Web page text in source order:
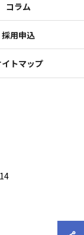
コラム
採用申込
トマップ